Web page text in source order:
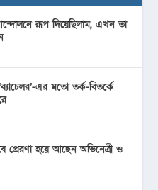
রূপ দিয়েছিলাম, এখন তা
এর মতো তর্ক-বিতর্কে
প্রেরণা হয়ে আছেন অভিনেত্রী ও